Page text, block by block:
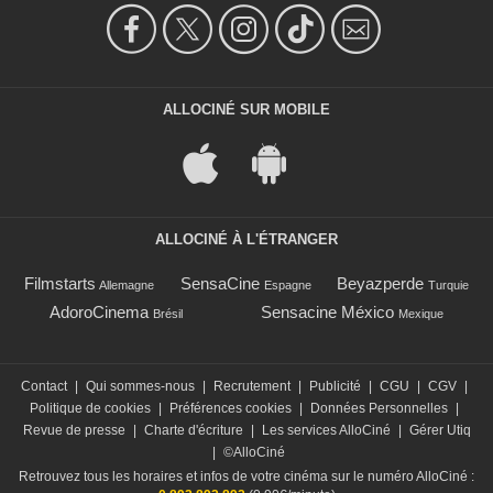
ALLOCINÉ SUR MOBILE
ALLOCINÉ À L'ÉTRANGER
Filmstarts Allemagne SensaCine Espagne Beyazperde Turquie
AdoroCinema Brésil Sensacine México Mexique
Contact Qui sommes-nous Recrutement Publicité CGU CGV
Politique de cookies
Préférences cookies Données Personnelles
Revue de presse
Charte d'écriture Les services AlloCiné
Gérer Utiq
©AlloCiné
Retrouvez tous les horaires et infos de votre cinéma sur le numéro AlloCiné :